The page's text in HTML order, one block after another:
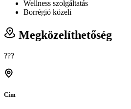
Wellness szolgáltatás
Borrégió közeli
Megközelíthetőség
???
Cím